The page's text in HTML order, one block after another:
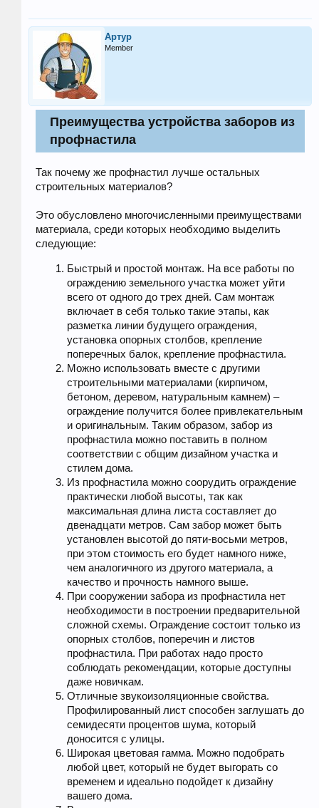
Артур
Member
Преимущества устройства заборов из
профнастила
Так почему же профнастил лучше остальных
строительных материалов?
Это обусловлено многочисленными преимуществами
материала, среди которых необходимо выделить
следующие:
Быстрый и простой монтаж. На все работы по
ограждению земельного участка может уйти
всего от одного до трех дней. Сам монтаж
включает в себя только такие этапы, как
разметка линии будущего ограждения,
установка опорных столбов, крепление
поперечных балок, крепление профнастила.
Можно использовать вместе с другими
строительными материалами (кирпичом,
бетоном, деревом, натуральным камнем) –
ограждение получится более привлекательным
и оригинальным. Таким образом, забор из
профнастила можно поставить в полном
соответствии с общим дизайном участка и
стилем дома.
Из профнастила можно соорудить ограждение
практически любой высоты, так как
максимальная длина листа составляет до
двенадцати метров. Сам забор может быть
установлен высотой до пяти-восьми метров,
при этом стоимость его будет намного ниже,
чем аналогичного из другого материала, а
качество и прочность намного выше.
При сооружении забора из профнастила нет
необходимости в построении предварительной
сложной схемы. Ограждение состоит только из
опорных столбов, поперечин и листов
профнастила. При работах надо просто
соблюдать рекомендации, которые доступны
даже новичкам.
Отличные звукоизоляционные свойства.
Профилированный лист способен заглушать до
семидесяти процентов шума, который
доносится с улицы.
Широкая цветовая гамма. Можно подобрать
любой цвет, который не будет выгорать со
временем и идеально подойдет к дизайну
вашего дома.